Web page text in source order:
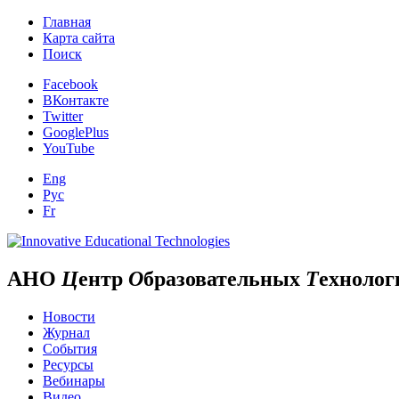
Главная
Карта сайта
Поиск
Facebook
ВКонтакте
Twitter
GooglePlus
YouTube
Eng
Рус
Fr
АНО Центр Образовательных Т
Новости
Журнал
События
Ресурсы
Вебинары